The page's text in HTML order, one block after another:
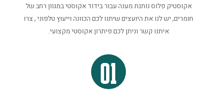
אקוסטיק פלוס נותנת מענה עבור בידוד אקוסטי במגוון רחב של
חומרים, יש לנו את היועצים שיתנו לכם הכוונה וייעוץ טלפוני , צרו
איתנו קשר וניתן לכם פיתרון אקוסטי מקצועי.
01